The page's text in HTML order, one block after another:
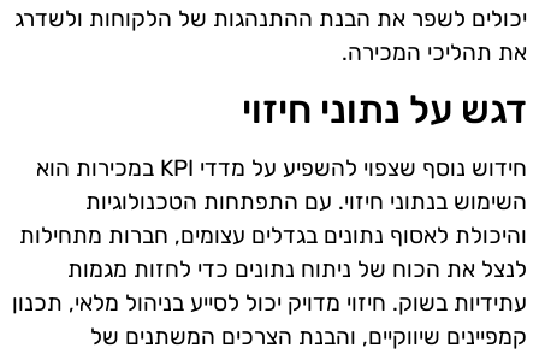
יכולים לשפר את הבנת ההתנהגות של הלקוחות ולשדרג
את תהליכי המכירה.
דגש על נתוני חיזוי
חידוש נוסף שצפוי להשפיע על מדדי KPI במכירות הוא
השימוש בנתוני חיזוי. עם התפתחות הטכנולוגיות
והיכולת לאסוף נתונים בגדלים עצומים, חברות מתחילות
לנצל את הכוח של ניתוח נתונים כדי לחזות מגמות
עתידיות בשוק. חיזוי מדויק יכול לסייע בניהול מלאי, תכנון
קמפיינים שיווקיים, והבנת הצרכים המשתנים של